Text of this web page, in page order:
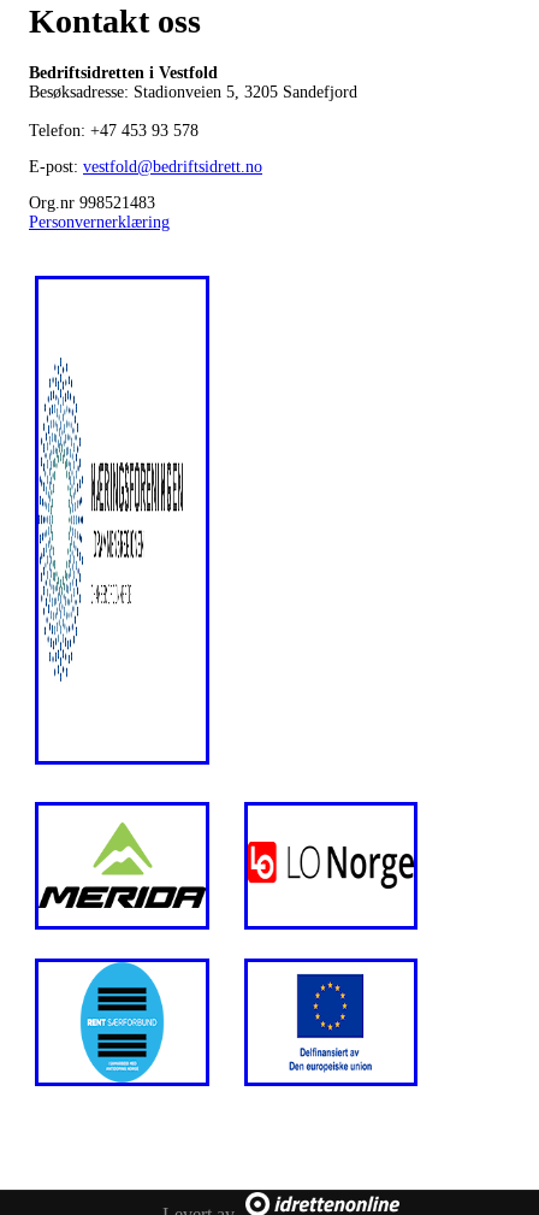
Kontakt oss
Bedriftsidretten i Vestfold
Besøksadresse: Stadionveien 5, 3205 Sandefjord
Telefon: +47 453 93 578
E-post: vestfold@bedriftsidrett.no
Org.nr 998521483
Personvernerklæring